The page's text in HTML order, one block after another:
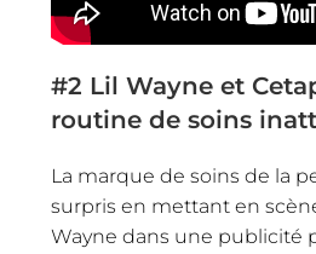
#2 Lil Wayne et
routine de soins
La marque de soins de la
surpris en mettant en
Wayne dans une publicité